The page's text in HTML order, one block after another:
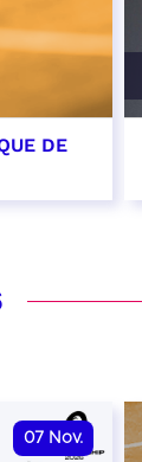
DE
07 Nov.